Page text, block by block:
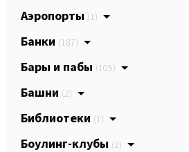
Аэропорты (1)
Банки (187)
Бары и пабы (105)
Башни (2)
Библиотеки (1)
Боулинг-клубы (2)